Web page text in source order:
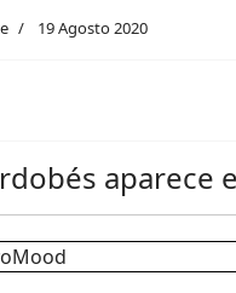
19 Agosto 2020
aparece